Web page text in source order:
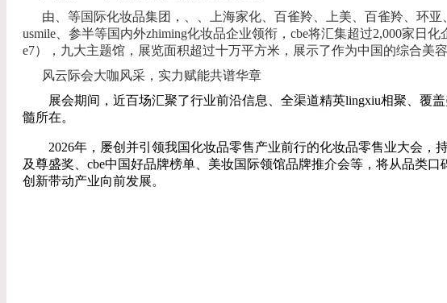
由、等国际化妆品集团，、、上海家化、百雀羚、上美、百雀羚、环亚
usmile、参半等国内外zhiming化妆品企业领衔，cbe将汇集超过2,000家日
e7），九大主题馆，展览面积超过十万平方米，展示了作为中国的综合美
风云际会大咖风采，实力赋能共谱华章
展会期间，近百场汇聚了行业前沿信息、全渠道精英lingxiu相聚、覆
髓所在。
2026年，屡创并引领我国化妆品零售产业前行的化妆品零售业大会
及尊盛奖、cbe中国好品牌榜单、美妆国际领馆品牌推介会等，将从品类
创新带动产业向前发展。